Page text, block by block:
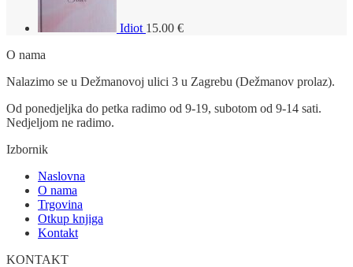
Idiot 15.00 €
O nama
Nalazimo se u Dežmanovoj ulici 3 u Zagrebu (Dežmanov prolaz).
Od ponedjeljka do petka radimo od 9-19, subotom od 9-14 sati.
Nedjeljom ne radimo.
Izbornik
Naslovna
O nama
Trgovina
Otkup knjiga
Kontakt
KONTAKT